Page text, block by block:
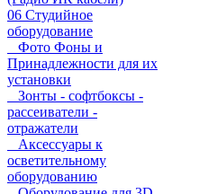
06 Студийное
оборудование
Фото Фоны и
Принадлежности для их
установки
Зонты - софтбоксы -
рассеиватели -
отражатели
Аксессуары к
осветительному
оборудованию